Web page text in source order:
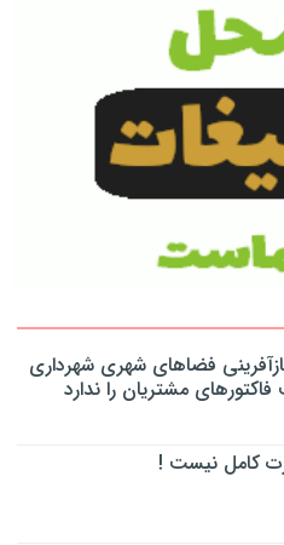
فضاهای شهری شهرداری
فاکتورهای مشتریان را ندارد
کامل نیست !